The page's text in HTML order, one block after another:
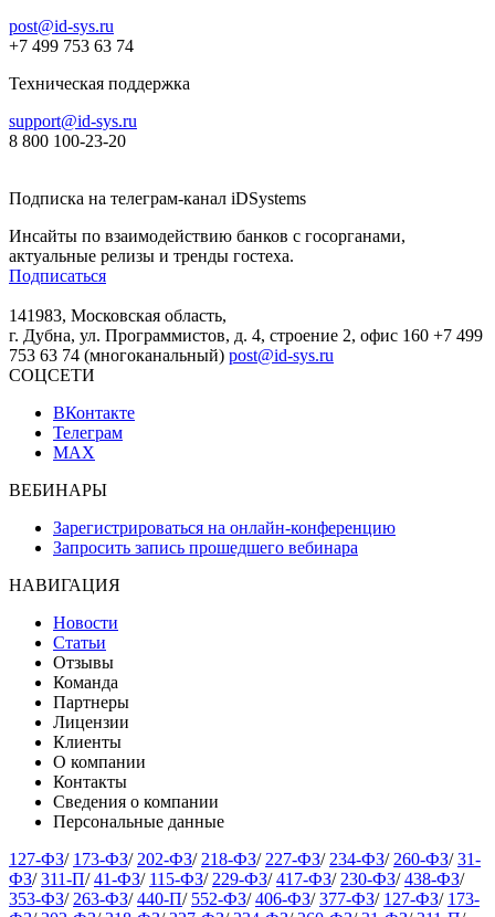
post@id-sys.ru
+7 499 753 63 74
Техническая поддержка
support@id-sys.ru
8 800 100-23-20
Подписка на телеграм-канал iDSystems
Инсайты по взаимодействию банков с госорганами,
актуальные релизы и тренды гостеха.
Подписаться
141983, Московская область,
г. Дубна, ул. Программистов, д. 4, строение 2, офис 160 +7 499
753 63 74 (многоканальный) post@id-sys.ru
СОЦСЕТИ
ВКонтакте
Телеграм
MAX
ВЕБИНАРЫ
Зарегистрироваться на онлайн-конференцию
Запросить запись прошедшего вебинара
НАВИГАЦИЯ
Новости
Статьи
Отзывы
Команда
Партнеры
Лицензии
Клиенты
О компании
Контакты
Сведения о компании
Персональные данные
127-ФЗ/ 173-ФЗ/ 202-ФЗ/ 218-ФЗ/ 227-ФЗ/ 234-ФЗ/ 260-ФЗ/ 31-
ФЗ/ 311-П/ 41-ФЗ/ 115-ФЗ/ 229-ФЗ/ 417-ФЗ/ 230-ФЗ/ 438-ФЗ/
353-ФЗ/ 263-ФЗ/ 440-П/ 552-ФЗ/ 406-ФЗ/ 377-ФЗ/ 127-ФЗ/ 173-